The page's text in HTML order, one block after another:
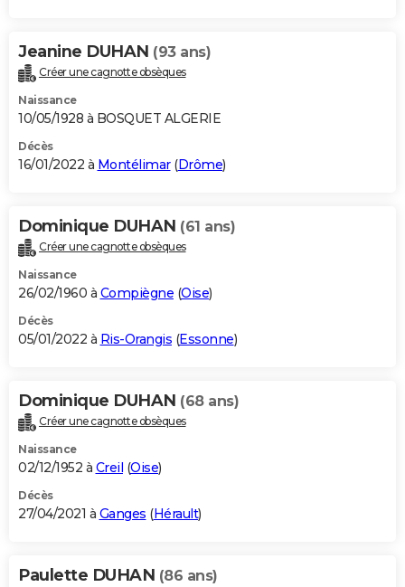
Jeanine DUHAN (93 ans)
Créer une cagnotte obsèques
Naissance
10/05/1928 à BOSQUET ALGERIE
Décès
16/01/2022 à Montélimar(Drôme)
Dominique DUHAN (61 ans)
Créer une cagnotte obsèques
Naissance
26/02/1960 à Compiègne (Oise)
Décès
05/01/2022 à Ris-Orangis (Essonne)
Dominique DUHAN (68 ans)
Créer une cagnotte obsèques
Naissance
02/12/1952 à Creil (Oise)
Décès
27/04/2021 à Ganges (Hérault)
Paulette DUHAN (86 ans)